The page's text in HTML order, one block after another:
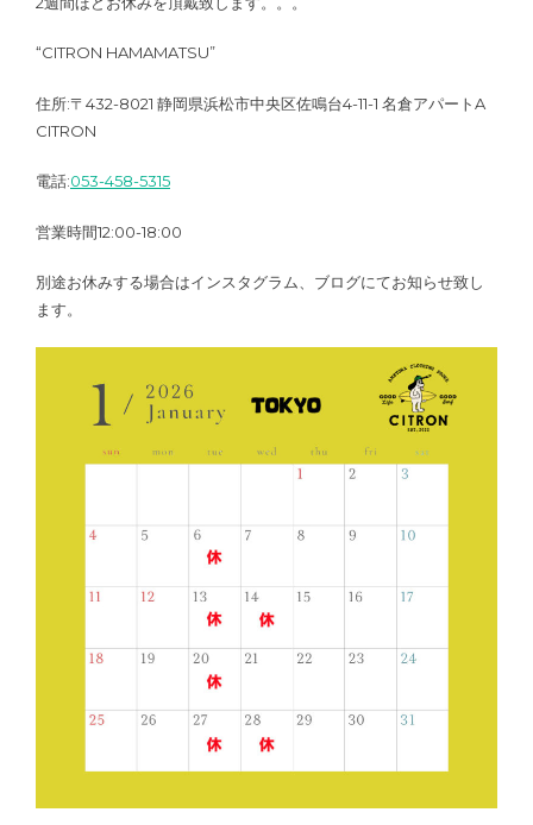
“CITRON HAMAMATSU”
住所:〒432-8021 静岡県浜松市中央区佐鳴台4-11-1 名倉アパートA
CITRON
電話:053-458-5315
営業時間12:00-18:00
別途お休みする場合はインスタグラム、ブログにてお知らせ致し
ます。